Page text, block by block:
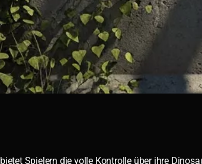
bietet Spielern die volle Kontrolle über ihre